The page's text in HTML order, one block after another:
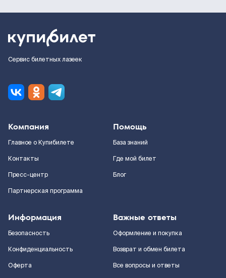
Сервис билетных лазеек
Компания
Главное о Купибилете
Контакты
Пресс-центр
Партнерская программа
Помощь
База знаний
Где мой билет
Блог
Информация
Безопасность
Конфиденциальность
Оферта
Важные ответы
Оформление и покупка
Возврат и обмен билета
Все вопросы и ответы